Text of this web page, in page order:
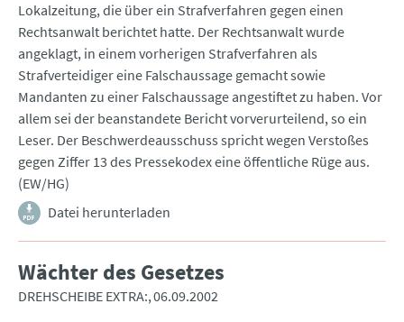
Lokalzeitung, die über ein Strafverfahren gegen einen
Rechtsanwalt berichtet hatte. Der Rechtsanwalt wurde
angeklagt, in einem vorherigen Strafverfahren als
Strafverteidiger eine Falschaussage gemacht sowie
Mandanten zu einer Falschaussage angestiftet zu haben. Vor
allem sei der beanstandete Bericht vorverurteilend, so ein
Leser. Der Beschwerdeausschuss spricht wegen Verstoßes
gegen Ziffer 13 des Pressekodex eine öffentliche Rüge aus.
(EW/HG)
Datei herunterladen
Wächter des Gesetzes
DREHSCHEIBE EXTRA: 06.09.2002